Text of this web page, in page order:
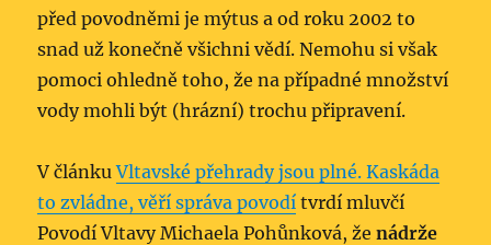
před povodněmi je mýtus a od roku 2002 to
snad už konečně všichni vědí. Nemohu si však
pomoci ohledně toho, že na případné množství
vody mohli být (hrázní) trochu připravení.
V článkuVltavské přehrady jsou plné. Kaskáda
to zvládne, věří správa povodí tvrdí mluvčí
Povodí Vltavy Michaela Pohůnková, ženádrže